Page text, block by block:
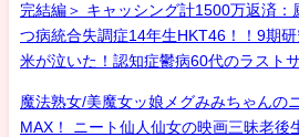
完結編＞ キャッシング計1500万返済：
つ病統合失調症14年生HKT46！！9期
米が泣いた！認知症鬱病60代のラスト
魔法熟女/美魔女ッ娘メグみみちゃんの
MAX！ ニート仙人仙女の映画三昧老後